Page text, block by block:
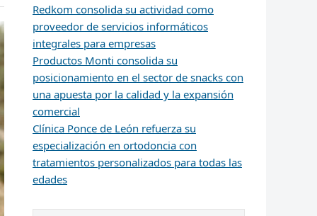
Redkom consolida su actividad como
proveedor de servicios informáticos
integrales para empresas
Productos Monti consolida su
posicionamiento en el sector de snacks con
una apuesta por la calidad y la expansión
comercial
Clínica Ponce de León refuerza su
especialización en ortodoncia con
tratamientos personalizados para todas las
edades